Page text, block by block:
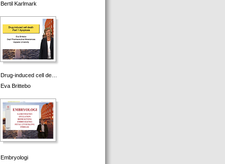
Bertil Karlmark
Drug-induced cell de…
Eva Brittebo
Embryologi